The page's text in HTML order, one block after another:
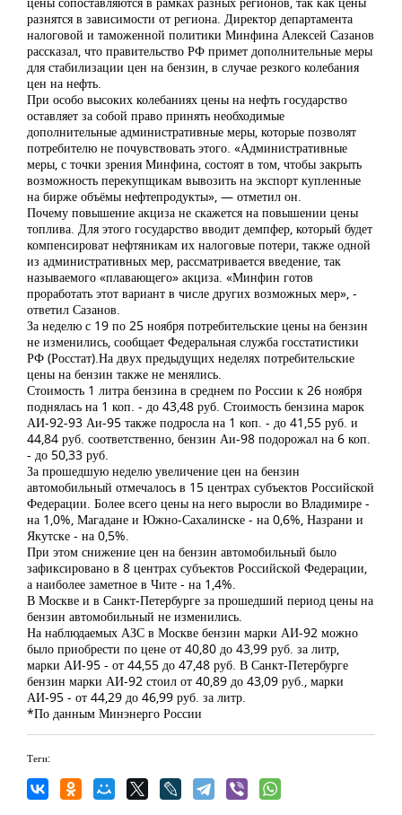
разнятся в зависимости от региона. Директор департамента
налоговой и таможенной политики Минфина Алексей Сазанов
рассказал, что правительство РФ примет дополнительные меры
для стабилизации цен на бензин, в случае резкого колебания
цен на нефть.
При особо высоких колебаниях цены на нефть государство
оставляет за собой право принять необходимые
дополнительные административные меры, которые позволят
потребителю не почувствовать этого. «Административные
меры, с точки зрения Минфина, состоят в том, чтобы закрыть
возможность перекупщикам вывозить на экспорт купленные
на бирже объёмы нефтепродукты», — отметил он.
Почему повышение акциза не скажется на повышении цены
топлива. Для этого государство вводит демпфер, который будет
компенсироват нефтяникам их налоговые потери, также одной
из административных мер, рассматривается введение, так
называемого «плавающего» акциза. «Минфин готов
проработать этот вариант в числе других возможных мер», -
ответил Сазанов.
За неделю с 19 по 25 ноября потребительские цены на бензин
не изменились, сообщает Федеральная служба госстатистики
РФ (Росстат).На двух предыдущих неделях потребительские
цены на бензин также не менялись.
Стоимость 1 литра бензина в среднем по России к 26 ноября
поднялась на 1 коп. - до 43,48 руб. Стоимость бензина марок
АИ-92-93 Аи-95 также подросла на 1 коп. - до 41,55 руб. и
44,84 руб. соответственно, бензин Аи-98 подорожал на 6 коп.
- до 50,33 руб.
За прошедшую неделю увеличение цен на бензин
автомобильный отмечалось в 15 центрах субъектов Российской
Федерации. Более всего цены на него выросли во Владимире -
на 1,0%, Магадане и Южно-Сахалинске - на 0,6%, Назрани и
Якутске - на 0,5%.
При этом снижение цен на бензин автомобильный было
зафиксировано в 8 центрах субъектов Российской Федерации,
а наиболее заметное в Чите - на 1,4%.
В Москве и в Санкт-Петербурге за прошедший период цены на
бензин автомобильный не изменились.
На наблюдаемых АЗС в Москве бензин марки АИ-92 можно
было приобрести по цене от 40,80 до 43,99 руб. за литр,
марки АИ-95 - от 44,55 до 47,48 руб. В Санкт-Петербурге
бензин марки АИ-92 стоил от 40,89 до 43,09 руб., марки
АИ-95 - от 44,29 до 46,99 руб. за литр.
*По данным Минэнерго России
Теги: